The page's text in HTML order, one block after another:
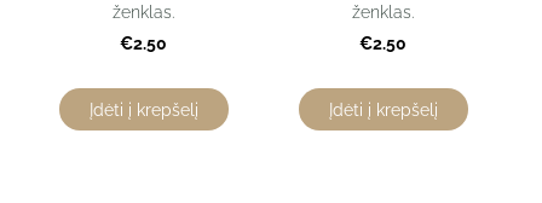
ženklas.
€2.50
Įdėti į krepšelį
ženklas.
€2.50
Įdėti į krepšelį